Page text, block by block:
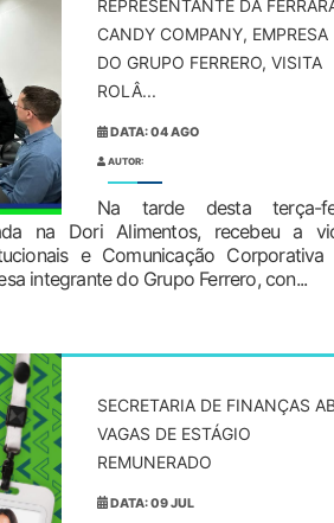
REPRESENTANTE DA
CANDY COMPANY, EMPRESA
DO GRUPO FERRERO, VISITA
ROLÂ...
DATA: 04 AGO
AUTOR:
Na tarde desta terça-
na Dori Alimentos, recebeu a
e Comunicação Corporativa
integrante do Grupo Ferrero, con...
SECRETARIA DE FINANÇAS
VAGAS DE ESTÁGIO
REMUNERADO
DATA: 09 JUL